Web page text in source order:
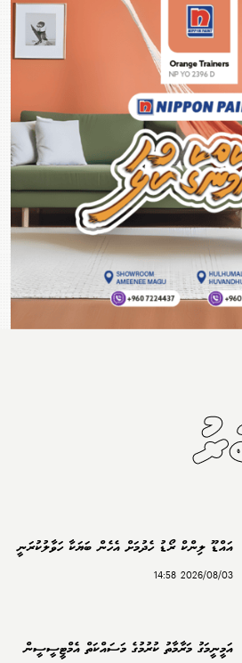
އައްޑޫ ލިންކް ރޯޑު ހެދުމަށް އެހެން ބަޔަކާ ހަވާލުކުރަނީ
2026/08/03 14:58
އަމީނީމަގު މަރާމާތު ކުރުމުގެ މަސައްކަތް އެމްޓީސީސީން